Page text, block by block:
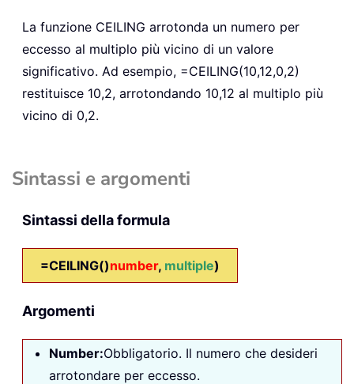
La funzione CEILING arrotonda un numero per
eccesso al multiplo più vicino di un valore
significativo. Ad esempio, =CEILING(10,12,0,2)
restituisce 10,2, arrotondando 10,12 al multiplo più
vicino di 0,2.
Sintassi e argomenti
Sintassi della formula
=CEILING()number, multiple)
Argomenti
Number:Obbligatorio. Il numero che desideri
arrotondare per eccesso.